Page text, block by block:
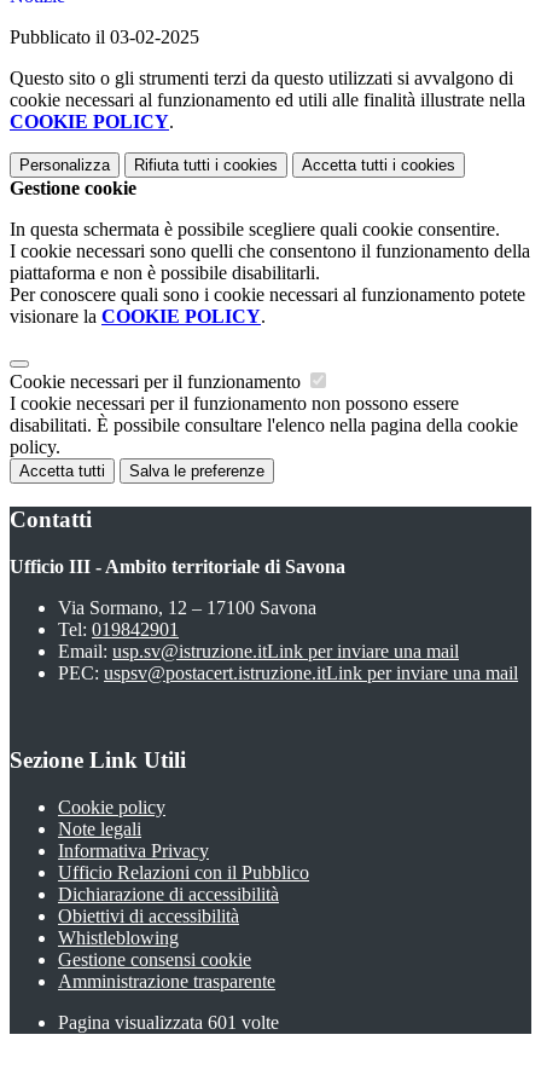
Pubblicato il 03-02-2025
Questo sito o gli strumenti terzi da questo utilizzati si avvalgono di
cookie necessari al funzionamento ed utili alle finalità illustrate nella
COOKIE POLICY.
Personalizza Rifiuta tutti i cookies Accetta tutti i cookies
Gestione cookie
In questa schermata è possibile scegliere quali cookie consentire.
I cookie necessari sono quelli che consentono il funzionamento della
piattaforma e non è possibile disabilitarli.
Per conoscere quali sono i cookie necessari al funzionamento potete
visionare la COOKIE POLICY.
Cookie necessari per il funzionamento
I cookie necessari per il funzionamento non possono essere
disabilitati. È possibile consultare l'elenco nella pagina della cookie
policy.
Accetta tutti Salva le preferenze
Contatti
Ufficio III - Ambito territoriale di Savona
Via Sormano, 12 – 17100 Savona
Tel: 019842901
Email: usp.sv@istruzione.itLink per inviare una mail
PEC: uspsv@postacert.istruzione.itLink per inviare una mail
Sezione Link Utili
Cookie policy
Note legali
Informativa Privacy
Ufficio Relazioni con il Pubblico
Dichiarazione di accessibilità
Obiettivi di accessibilità
Whistleblowing
Gestione consensi cookie
Amministrazione trasparente
Pagina visualizzata 601 volte